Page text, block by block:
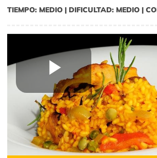
TIEMPO: MEDIO | DIFICULTAD: MEDIO |
Play
Video